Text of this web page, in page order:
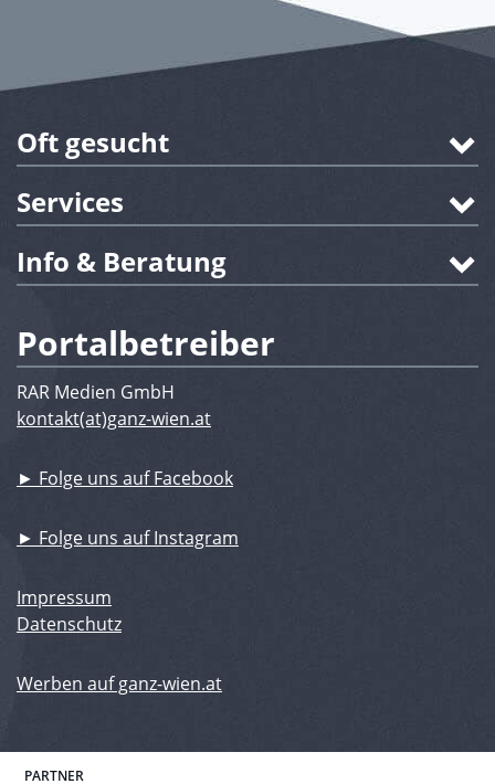
Oft gesucht
Services
Info & Beratung
Portalbetreiber
RAR Medien GmbH
kontakt(at)ganz-wien.at
► Folge uns auf Facebook
► Folge uns auf Instagram
Impressum
Datenschutz
Werben auf ganz-wien.at
PARTNER